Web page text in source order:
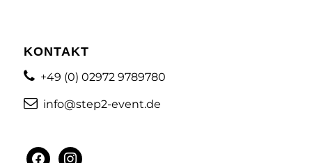
KONTAKT
+49 (0) 02972 9789780
info@step2-event.de
facebookinstagram